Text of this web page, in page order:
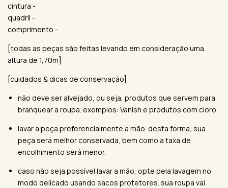
cintura -
quadril -
comprimento -
[todas as peças são feitas levando em consideração uma
altura de 1,70m]
[cuidados & dicas de conservação]
não deve ser alvejado, ou seja, produtos que servem para
branquear a roupa. exemplos: Vanish e produtos com cloro.
lavar a peça preferencialmente a mão. desta forma, sua
peça será melhor conservada, bem como a taxa de
encolhimento será menor.
caso não seja possível lavar a mão, opte pela lavagem no
modo delicado usando sacos protetores. sua roupa vai